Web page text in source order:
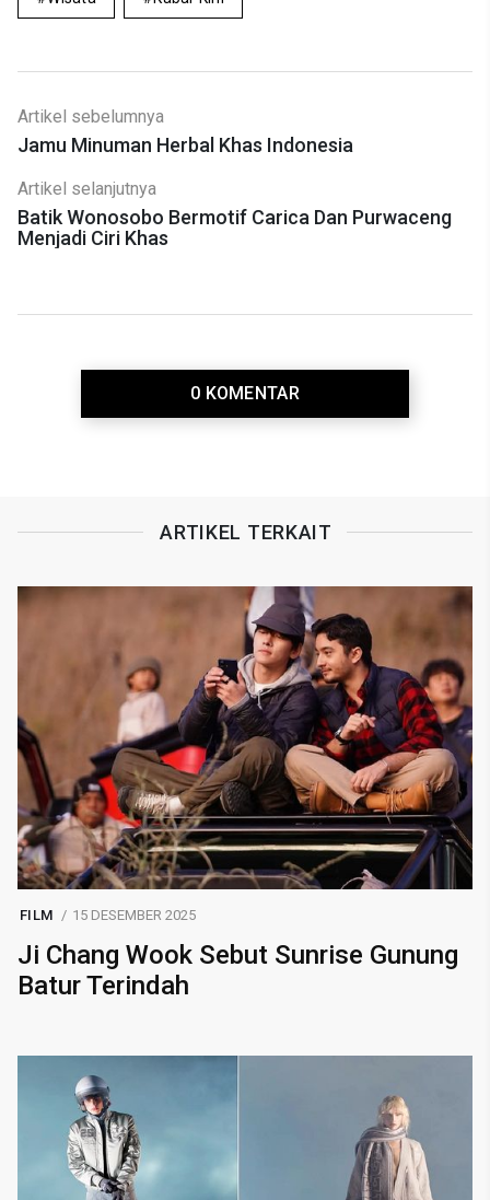
Artikel sebelumnya
Jamu Minuman Herbal Khas Indonesia
Artikel selanjutnya
Batik Wonosobo Bermotif Carica Dan Purwaceng
Menjadi Ciri Khas
0 KOMENTAR
ARTIKEL TERKAIT
FILM 15 DESEMBER 2025
Ji Chang Wook Sebut Sunrise Gunung
Batur Terindah